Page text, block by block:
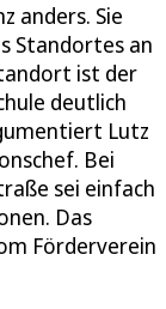
anders. Sie
Standortes an
ist der
deutlich
Lutz
Bei
sei einfach
Das
Förderverein